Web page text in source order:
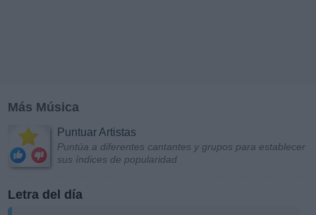
Más Música
Puntuar Artistas
Puntúa a diferentes cantantes y grupos para establecer
sus índices de popularidad
Letra del día